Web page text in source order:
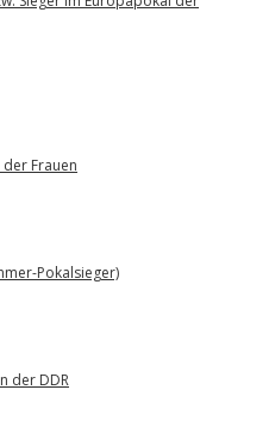
Frauen
Pokalsieger)
der DDR